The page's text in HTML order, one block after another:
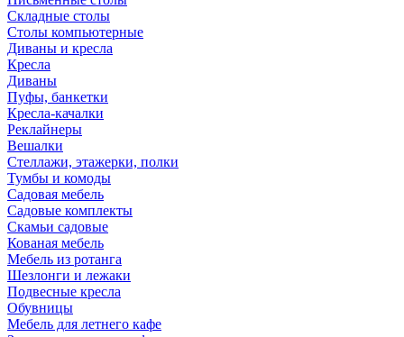
Складные столы
Столы компьютерные
Диваны и кресла
Кресла
Диваны
Пуфы, банкетки
Кресла-качалки
Реклайнеры
Вешалки
Стеллажи, этажерки, полки
Тумбы и комоды
Садовая мебель
Садовые комплекты
Скамьи садовые
Кованая мебель
Мебель из ротанга
Шезлонги и лежаки
Подвесные кресла
Обувницы
Мебель для летнего кафе